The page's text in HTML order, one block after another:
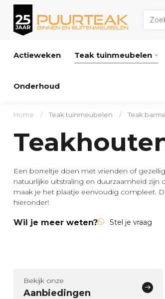
Actieweken Teak tuinmeubelen
Onderhoud
Home / Teak tuinmeubelen / Teak
Een borreltje doen met vrienden of
natuurlijke uitstraling en duurzaamheid
maak je het plaatje eenvoudig compleet.
hieronder!
Wil je meer weten? Stel je vraag
Bekijk onze
Aanbiedingen